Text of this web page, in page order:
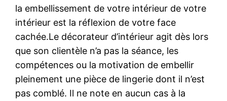
la embellissement de votre intérieur de votre
intérieur est la réflexion de votre face
cachée.Le décorateur d’intérieur agit dès lors
que son clientèle n’a pas la séance, les
compétences ou la motivation de embellir
pleinement une pièce de lingerie dont il n’est
pas comblé. Il ne note en aucun cas à la